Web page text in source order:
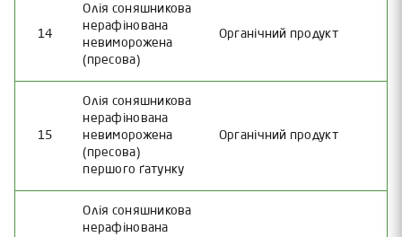
14
Олія соняшникова
нерафінована
невиморожена
(пресова)
Органічний продукт
15
Олія соняшникова
нерафінована
невиморожена
(пресова)
першого ґатунку
Органічний продукт
Олія соняшникова
нерафінована